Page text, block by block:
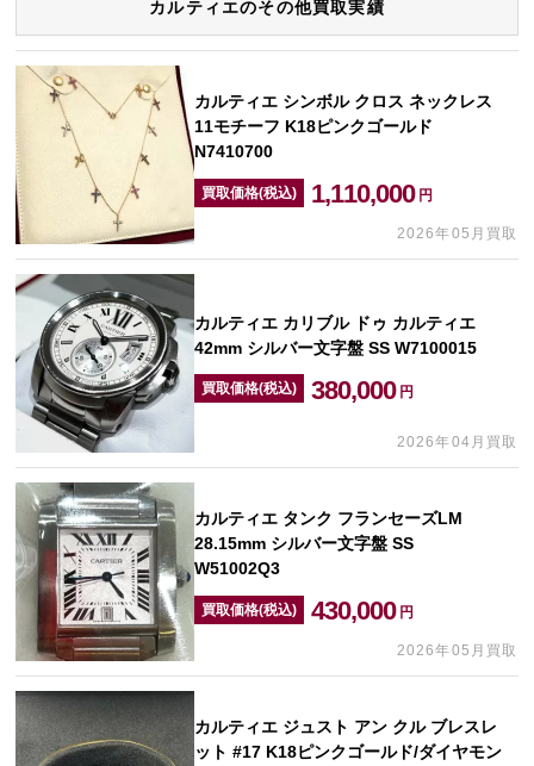
カルティエのその他買取実績
カルティエ シンボル クロス ネックレス
11モチーフ K18ピンクゴールド
N7410700
買取価格(税込) 1,110,000 円
2026年05月買取
カルティエ カリブル ドゥ カルティエ
42mm シルバー文字盤 SS W7100015
買取価格(税込) 380,000 円
2026年04月買取
カルティエ タンク フランセーズLM
28.15mm シルバー文字盤 SS
W51002Q3
買取価格(税込) 430,000 円
2026年05月買取
カルティエ ジュスト アン クル ブレスレ
ット #17 K18ピンクゴールド/ダイヤモン